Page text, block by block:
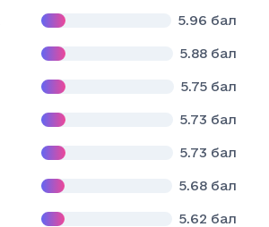
5.96 бал
5.88 бал
5.75 бал
5.73 бал
5.73 бал
5.68 бал
5.62 бал